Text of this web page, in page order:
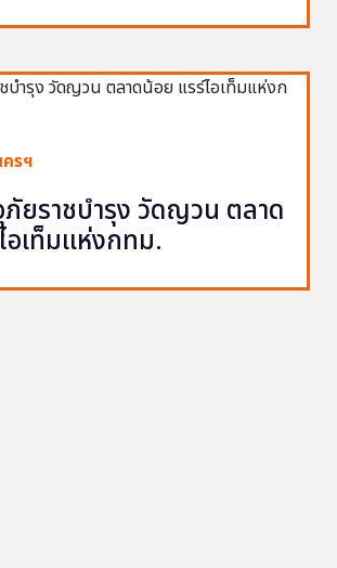
รฯ
ภัยราชบำรุง วัดญวน ตลาด
อเท็มแห่งกทม.